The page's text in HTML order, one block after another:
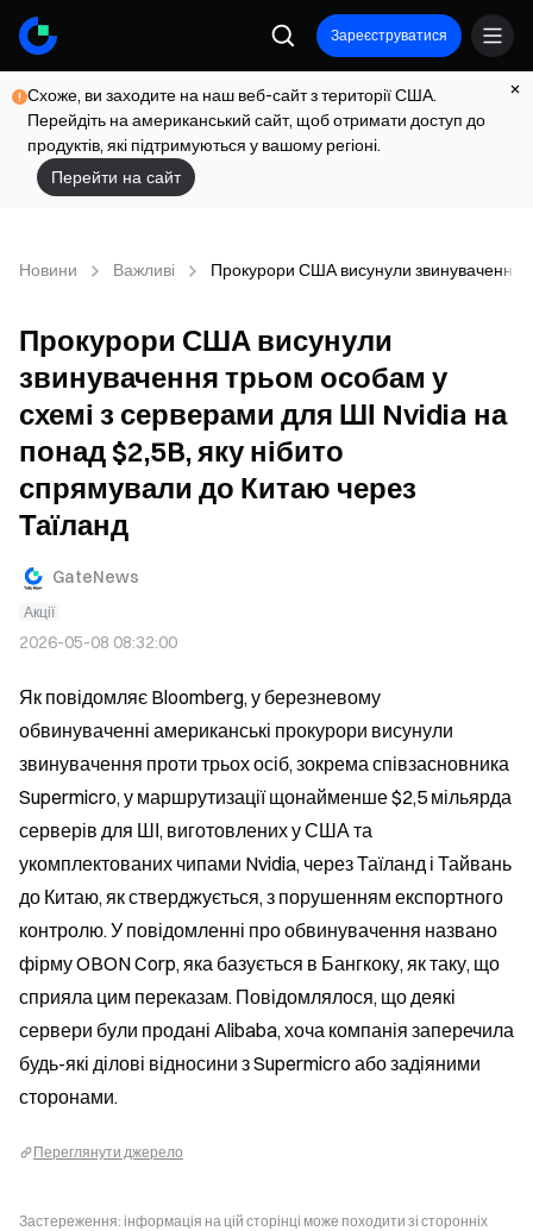
Зареєструватися
Схоже, ви заходите на наш веб-сайт з території США.
Перейдіть на американський сайт, щоб отримати доступ до
продуктів, які підтримуються у вашому регіоні.
Перейти на сайт
Новини Важливі Прокурори США висунули звинувачення
Прокурори США висунули
звинувачення трьом особам у
схемі з серверами для ШІ Nvidia на
понад $2,5B, яку нібито
спрямували до Китаю через
Таїланд
GateNews
Акції
2026-05-08 08:32:00
Як повідомляє Bloomberg, у березневому
обвинуваченні американські прокурори висунули
звинувачення проти трьох осіб, зокрема співзасновника
Supermicro, у маршрутизації щонайменше $2,5 мільярда
серверів для ШІ, виготовлених у США та
укомплектованих чипами Nvidia, через Таїланд і Тайвань
до Китаю, як стверджується, з порушенням експортного
контролю. У повідомленні про обвинувачення названо
фірму OBON Corp, яка базується в Бангкоку, як таку, що
сприяла цим переказам. Повідомлялося, що деякі
сервери були продані Alibaba, хоча компанія заперечила
будь-які ділові відносини з Supermicro або задіяними
сторонами.
Переглянути джерело
Застереження: інформація на цій сторінці може походити зі сторонніх